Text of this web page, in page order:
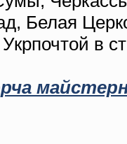
Белая
Укрпочтой в